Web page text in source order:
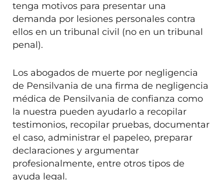
tenga motivos para presentar una
demanda por lesiones personales contra
ellos en un tribunal civil (no en un tribunal
penal).
Los abogados de muerte por negligencia
de Pensilvania de una firma de negligencia
médica de Pensilvania de confianza como
la nuestra pueden ayudarlo a recopilar
testimonios, recopilar pruebas, documentar
el caso, administrar el papeleo, preparar
declaraciones y argumentar
profesionalmente, entre otros tipos de
ayuda legal.